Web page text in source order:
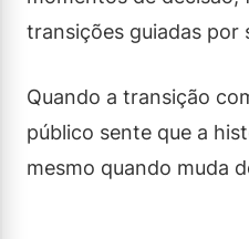
transições guiadas por
Quando a transição
público sente que a
mesmo quando muda